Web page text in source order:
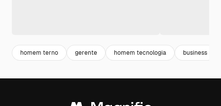
homem terno gerente homem tecnologia business